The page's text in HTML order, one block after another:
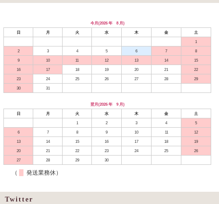
今月(2026 年 8 月)
日
月 火 水 木 金
土
1
2
3 4 5 6 7
8
9
10 11 12 13 14
15
16
17 18 19 20 21
22
23
24 25 26 27 28
29
30
31
翌月(2026 年 9 月)
日
月 火 水 木 金
土
1
2 3 4
5
6
7 8 9 10 11
12
13
14 15 16 17 18
19
20
21 22 23 24 25
26
27
28 29 30
（ 発送業務休）
Twitter